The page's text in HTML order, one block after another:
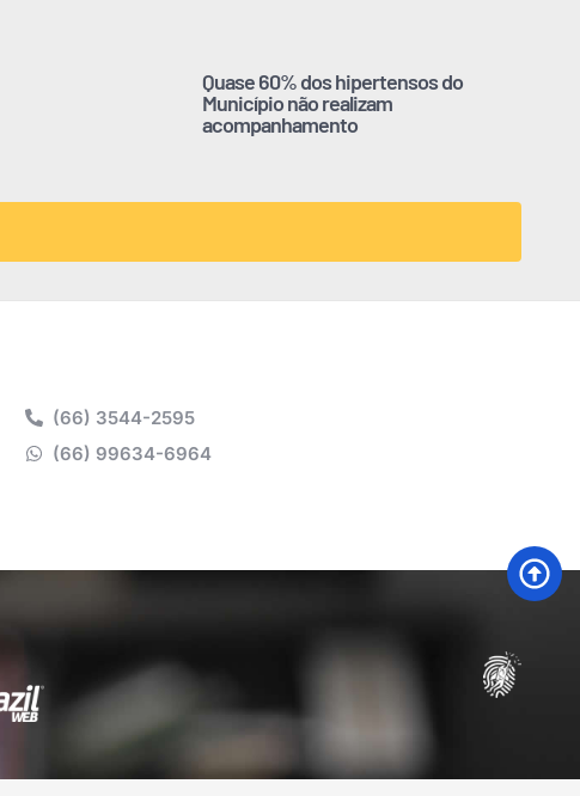
Quase 60% dos hipertensos do
Município não realizam
acompanhamento
(66) 3544-2595
(66) 99634-6964